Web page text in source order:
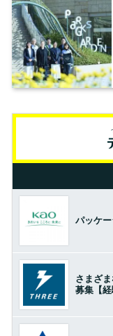
パッケ
さまざ
募集【経